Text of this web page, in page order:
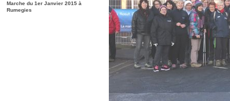
Marche du 1er Janvier 2015 à
Rumegies